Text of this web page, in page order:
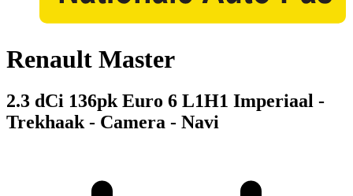
Renault Master
2.3 dCi 136pk Euro 6 L1H1 Imperiaal -
Trekhaak - Camera - Navi